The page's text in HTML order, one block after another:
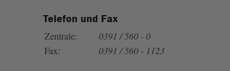
Telefon und Fax
Zentrale:
0391 / 560 - 0
Fax:
0391 / 560 - 1123